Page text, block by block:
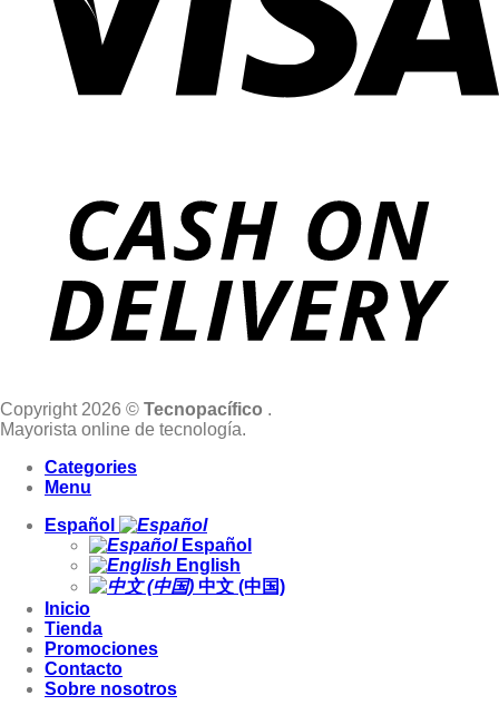
Copyright 2026 © Tecnopacífico .
Mayorista online de tecnología.
Categories
Menu
Español
Español
English
中文 (中国)
Inicio
Tienda
Promociones
Contacto
Sobre nosotros